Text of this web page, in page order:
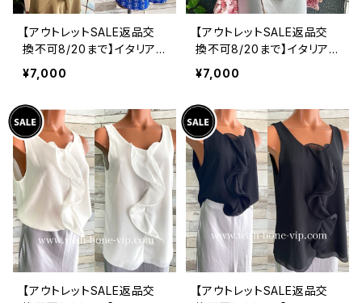
【アウトレットSALE返品交
換不可8/20まで】イタリア
製シャツ・ブラウス・トップス
｜Made in ITALY｜ロール
ャツ/ブルー
¥7,000
【アウトレットSALE返品交
換不可8/20まで】イタリア
製トップス｜ Made in ITA
LY｜フリル長袖 ロマンテ
プス/ピンク-SALE
¥7,000
【アウトレットSALE返品交
【アウトレットSALE返品交